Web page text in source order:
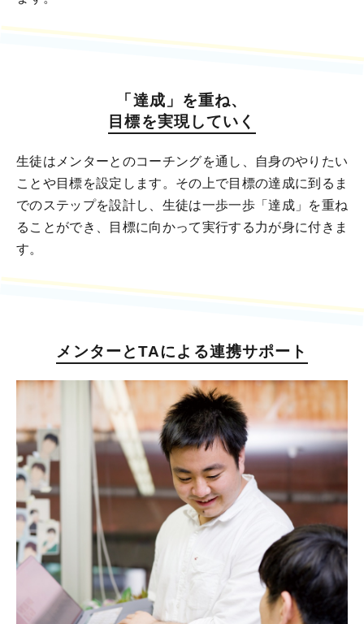
「達成」を重ね、
目標を実現していく
生徒はメンターとのコーチングを通し、自身のやりたい
ことや目標を設定します。その上で目標の達成に到るま
でのステップを設計し、生徒は一歩一歩「達成」を重ね
ることができ、目標に向かって実行する力が身に付きま
す。
メンターとTAによる連携サポート